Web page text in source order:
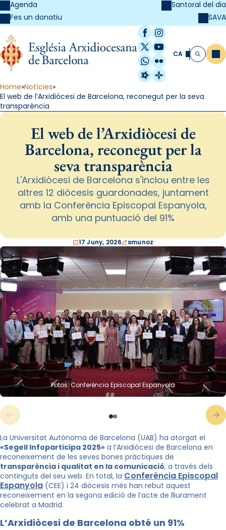
Agenda
Fes un donatiu
Santoral del dia
SAVA
Facebook
Instagram
X / Twitter
YouTube
WhatsApp
Flickr
Radio Estel
Catalunya
CA Cerca
Home Notícies
El web de l’Arxidiòcesi de Barcelona, reconegut per la seva
transparència
El web de l’Arxidiòcesi de
Barcelona, reconegut per la
seva transparència
L'Arxidiòcesi de Barcelona s'inclou entre les
altres 12 diòcesis guardonades, juntament
amb la Conferència Episcopal Espanyola,
amb una puntuació del 91%
17 Juny, 2026 smunoz
Fotos: Conferència Episcopal Espanyola
La Universitat Autònoma de Barcelona (UAB) ha atorgat el
«Segell Infoparticipa 2025» a l’Arxidiòcesi de Barcelona en
reconeixement de les seves bones pràctiques de
transparència i qualitat en la comunicació, a través dels
continguts del seu web. En total, la Conferència Episcopal
Espanyola (CEE) i 24 diòcesis més han rebut aquest
reconeixement en la segona edició de l’acte de lliurament
celebrat a Madrid.
L’Arxidiòcesi de Barcelona obté un 91%